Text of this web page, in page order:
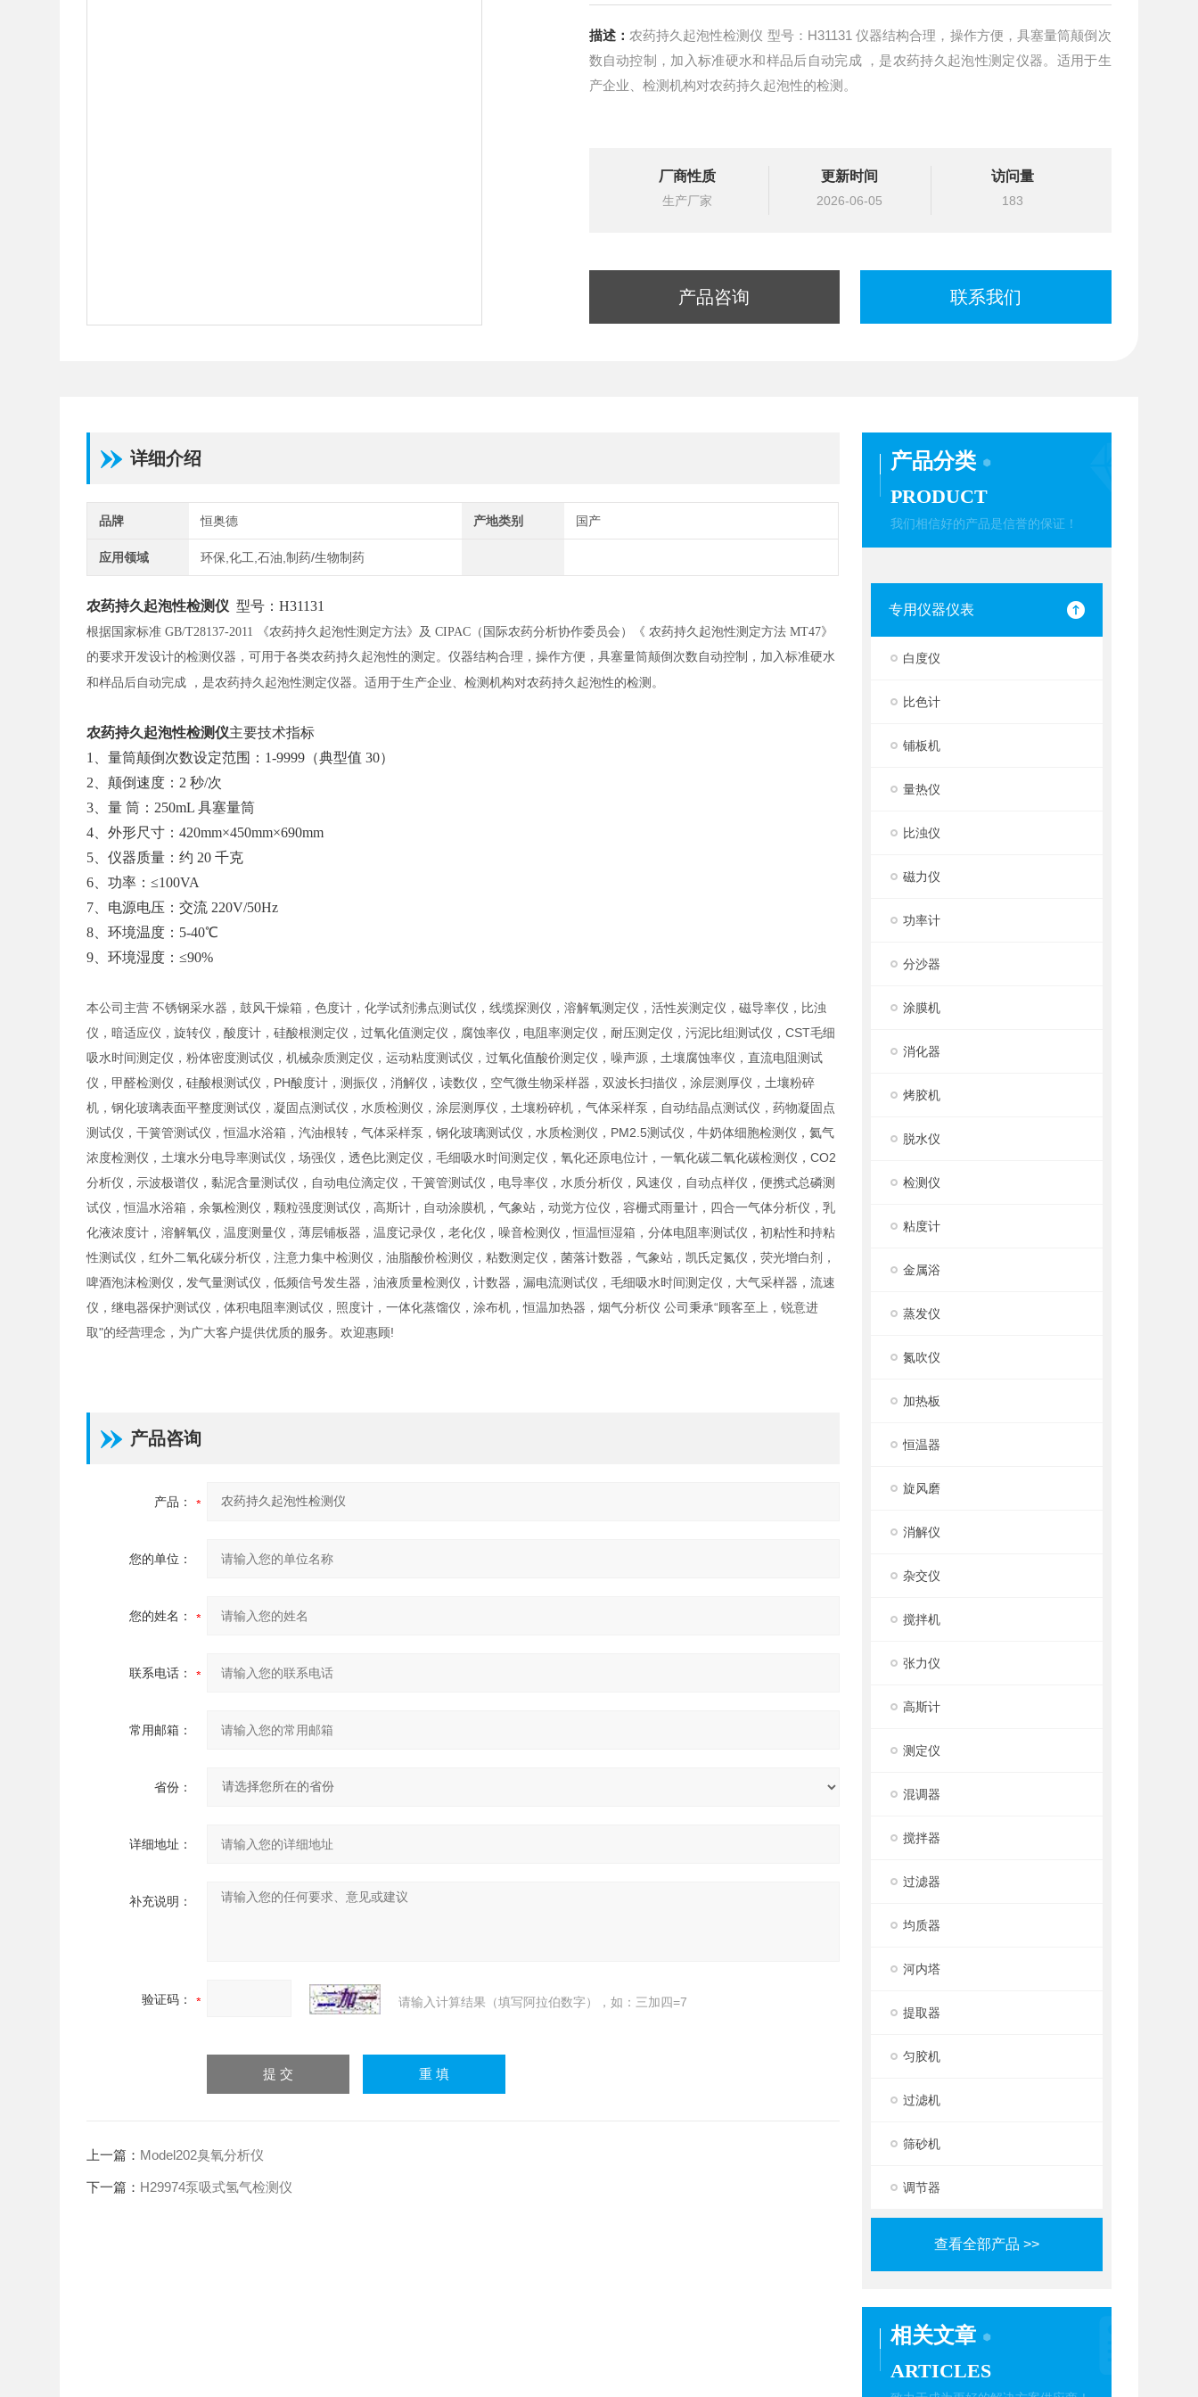
描述： 农药持久起泡性检测仪 型号：H31131 仪器结构合理，操作方便，具塞量筒颠倒次
数自动控制，加入标准硬水和样品后自动完成 ，是农药持久起泡性测定仪器。适用于生
产企业、检测机构对农药持久起泡性的检测。
厂商性质
生产厂家
更新时间
2026-06-05
访问量
183
产品咨询 联系我们
产品分类
PRODUCT
我们相信好的产品是信誉的保证！
专用仪器仪表
白度仪
比色计
铺板机
量热仪
比浊仪
磁力仪
功率计
分沙器
涂膜机
消化器
烤胶机
脱水仪
检测仪
粘度计
金属浴
蒸发仪
氮吹仪
加热板
恒温器
旋风磨
消解仪
杂交仪
搅拌机
张力仪
高斯计
测定仪
混调器
搅拌器
过滤器
均质器
河内塔
提取器
匀胶机
过滤机
筛砂机
调节器
查看全部产品 >>
相关文章
ARTICLES
详细介绍
品牌 恒奥德 产地类别 国产
应用领域 环保,化工,石油,制药/生物制药
农药持久起泡性检测仪 型号：H31131
根据国家标准 GB/T28137-2011 《农药持久起泡性测定方法》及 CIPAC（国际农药分析协作委员会）《 农药持久起泡性测定方法 MT47》
的要求开发设计的检测仪器，可用于各类农药持久起泡性的测定。仪器结构合理，操作方便，具塞量筒颠倒次数自动控制，加入标准硬水
和样品后自动完成 ，是农药持久起泡性测定仪器。适用于生产企业、检测机构对农药持久起泡性的检测。
农药持久起泡性检测仪主要技术指标
1、量筒颠倒次数设定范围：1-9999（典型值 30）
2、颠倒速度：2 秒/次
3、量 筒：250mL 具塞量筒
4、外形尺寸：420mm×450mm×690mm
5、仪器质量：约 20 千克
6、功率：≤100VA
7、电源电压：交流 220V/50Hz
8、环境温度：5-40℃
9、环境湿度：≤90%
本公司主营 不锈钢采水器，鼓风干燥箱，色度计，化学试剂沸点测试仪，线缆探测仪，溶解氧测定仪，活性炭测定仪，磁导率仪，比浊
仪，暗适应仪，旋转仪，酸度计，硅酸根测定仪，过氧化值测定仪，腐蚀率仪，电阻率测定仪，耐压测定仪，污泥比组测试仪，CST毛细
吸水时间测定仪，粉体密度测试仪，机械杂质测定仪，运动粘度测试仪，过氧化值酸价测定仪，噪声源，土壤腐蚀率仪，直流电阻测试
仪，甲醛检测仪，硅酸根测试仪，PH酸度计，测振仪，消解仪，读数仪，空气微生物采样器，双波长扫描仪，涂层测厚仪，土壤粉碎
机，钢化玻璃表面平整度测试仪，凝固点测试仪，水质检测仪，涂层测厚仪，土壤粉碎机，气体采样泵，自动结晶点测试仪，药物凝固点
测试仪，干簧管测试仪，恒温水浴箱，汽油根转，气体采样泵，钢化玻璃测试仪，水质检测仪，PM2.5测试仪，牛奶体细胞检测仪，氦气
浓度检测仪，土壤水分电导率测试仪，场强仪，透色比测定仪，毛细吸水时间测定仪，氧化还原电位计，一氧化碳二氧化碳检测仪，CO2
分析仪，示波极谱仪，黏泥含量测试仪，自动电位滴定仪，干簧管测试仪，电导率仪，水质分析仪，风速仪，自动点样仪，便携式总磷测
试仪，恒温水浴箱，余氯检测仪，颗粒强度测试仪，高斯计，自动涂膜机，气象站，动觉方位仪，容栅式雨量计，四合一气体分析仪，乳
化液浓度计，溶解氧仪，温度测量仪，薄层铺板器，温度记录仪，老化仪，噪音检测仪，恒温恒湿箱，分体电阻率测试仪，初粘性和持粘
性测试仪，红外二氧化碳分析仪，注意力集中检测仪，油脂酸价检测仪，粘数测定仪，菌落计数器，气象站，凯氏定氮仪，荧光增白剂，
啤酒泡沫检测仪，发气量测试仪，低频信号发生器，油液质量检测仪，计数器，漏电流测试仪，毛细吸水时间测定仪，大气采样器，流速
仪，继电器保护测试仪，体积电阻率测试仪，照度计，一体化蒸馏仪，涂布机，恒温加热器，烟气分析仪 公司秉承“顾客至上，锐意进
取"的经营理念，为广大客户提供优质的服务。欢迎惠顾!
产品咨询
产品：
您的单位：
您的姓名：
联系电话：
常用邮箱：
省份：
详细地址：
补充说明：
验证码： 请输入计算结果（填写阿拉伯数字），如：三加四=7
上一篇： Model202臭氧分析仪
下一篇： H29974泵吸式氢气检测仪